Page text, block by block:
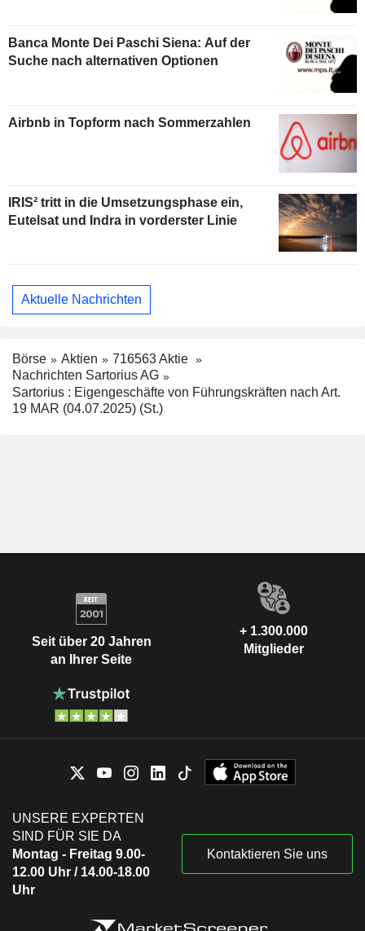
Banca Monte Dei Paschi Siena: Auf der
Suche nach alternativen Optionen
Airbnb in Topform nach Sommerzahlen
IRIS² tritt in die Umsetzungsphase ein,
Eutelsat und Indra in vorderster Linie
Aktuelle Nachrichten
Börse Aktien
716563 Aktie
Nachrichten Sartorius AG
Sartorius : Eigengeschäfte von Führungskräften nach Art.
19 MAR (04.07.2025) (St.)
Seit über 20 Jahren
an Ihrer Seite
+ 1.300.000
Mitglieder
UNSERE EXPERTEN
SIND FÜR SIE DA
Montag - Freitag 9.00-
12.00 Uhr / 14.00-18.00
Uhr
Kontaktieren Sie uns